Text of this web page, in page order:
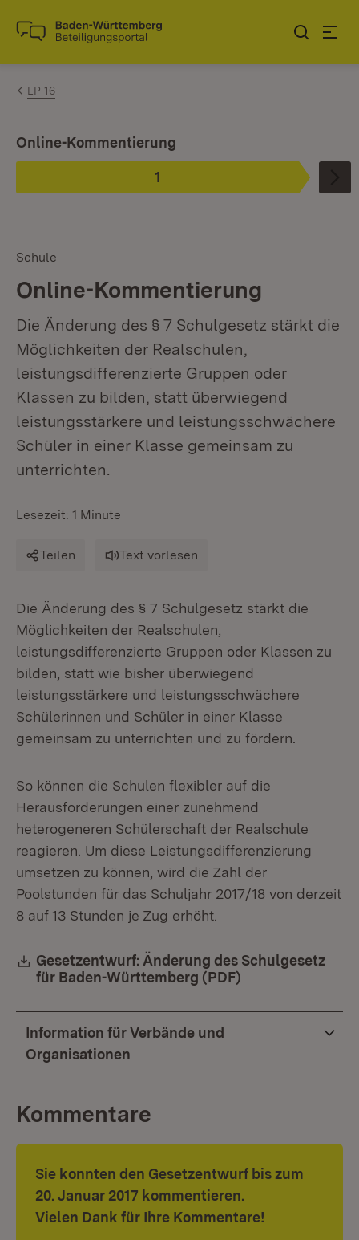
Zum Inhalt springen
Link zur Startseite
LP 16
Phase
1
:
Ist ausgewählt.
Online-Kommentierung
Schule
Online-Kommentierung
Die Änderung des § 7 Schulgesetz stärkt die
Möglichkeiten der Realschulen,
leistungsdifferenzierte Gruppen oder
Klassen zu bilden, statt überwiegend
leistungsstärkere und leistungsschwächere
Schüler in einer Klasse gemeinsam zu
unterrichten.
Lesezeit: 1 Minute
Teilen Text vorlesen
Die Änderung des § 7 Schulgesetz stärkt die
Möglichkeiten der Realschulen,
leistungsdifferenzierte Gruppen oder Klassen zu
bilden, statt wie bisher überwiegend
leistungsstärkere und leistungsschwächere
Schülerinnen und Schüler in einer Klasse
gemeinsam zu unterrichten und zu fördern.
So können die Schulen flexibler auf die
Herausforderungen einer zunehmend
heterogeneren Schülerschaft der Realschule
reagieren. Um diese Leistungsdifferenzierung
umsetzen zu können, wird die Zahl der
Poolstunden für das Schuljahr 2017/18 von derzeit
8 auf 13 Stunden je Zug erhöht.
Download:
Gesetzentwurf: Änderung des Schulgesetz
für Baden-Württemberg (PDF)
Information für Verbände und
Organisationen
Kommentare
Sie konnten den Gesetzentwurf bis zum
20. Januar 2017 kommentieren.
Vielen Dank für Ihre Kommentare!